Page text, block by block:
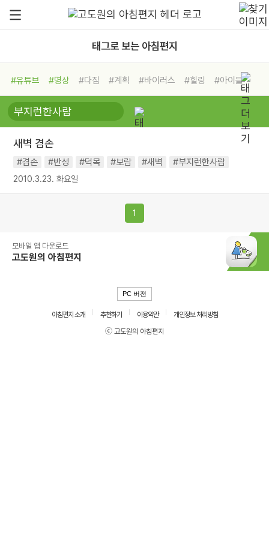
태그로 보는 아침편지
#유튜브 #명상 #다짐 #계획 #바이러스 #힐링
#아이들
#비전캠프
#독서캠프 #삶
#희망
#나눔 #친구 #링컨학교
#독서
#건강
새벽 겸손
#겸손 #반성 #덕목 #보람 #새벽 #부지런한사람
2010.3.23. 화요일
1
모바일 앱 다운로드
고도원의 아침편지
PC 버전
아침편지 소개 추천하기 이용약관
개인정보 처리방침
ⓒ 고도원의 아침편지